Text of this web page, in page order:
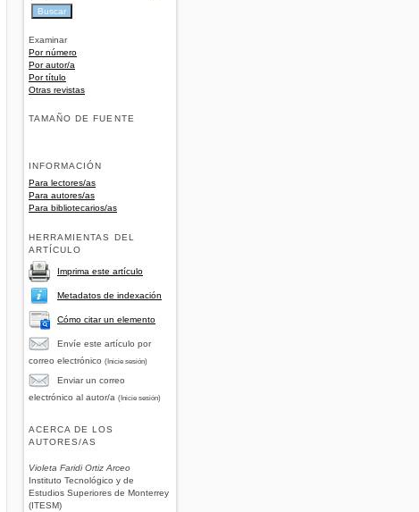
Examinar
Por número
Por autor/a
Por título
Otras revistas
TAMAÑO DE FUENTE
INFORMACIÓN
Para lectores/as
Para autores/as
Para bibliotecarios/as
HERRAMIENTAS DEL
ARTÍCULO
Imprima este artículo
Metadatos de indexación
Cómo citar un elemento
Envíe este artículo por
correo electrónico (Inicie sesión)
Enviar un correo
electrónico al autor/a (Inicie sesión)
ACERCA DE LOS
AUTORES/AS
Violeta Faridi Ortiz Arceo
Instituto Tecnológico y de
Estudios Superiores de Monterrey
(ITESM)